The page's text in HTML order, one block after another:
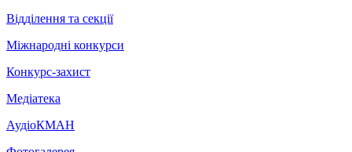
Відділення та секції
Міжнародні конкурси
Конкурс-захист
Медіатека
АудіоКМАН